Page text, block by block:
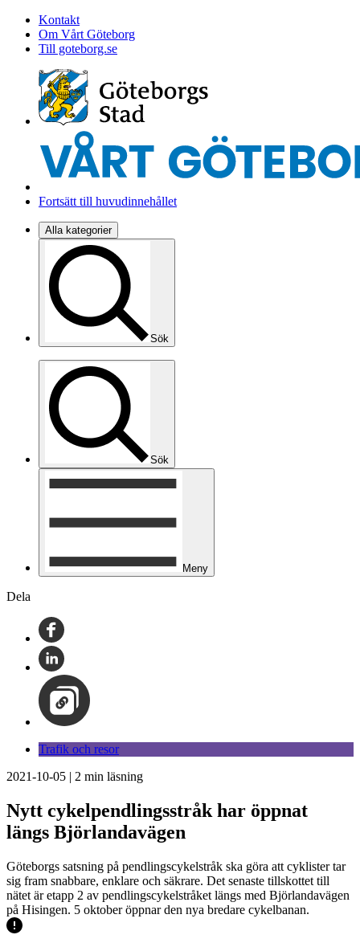
Kontakt
Om Vårt Göteborg
Till goteborg.se
Fortsätt till huvudinnehållet
Alla kategorier
Sök
Sök
Meny
Dela
Trafik och resor
2021-10-05 | 2 min läsning
Nytt cykelpendlingsstråk har öppnat
längs Björlandavägen
Göteborgs satsning på pendlingscykelstråk ska göra att cyklister tar
sig fram snabbare, enklare och säkrare. Det senaste tillskottet till
nätet är etapp 2 av pendlingscykelstråket längs med Björlandavägen
på Hisingen. 5 oktober öppnar den nya bredare cykelbanan.